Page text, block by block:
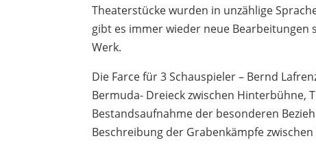
Theaterstücke wurden in unzählige
gibt es immer wieder neue
Werk.
Die Farce für 3 Schauspieler – Bernd
Bermuda- Dreieck zwischen Hinterbühne,
Bestandsaufnahme der besonderen
Beschreibung der Grabenkämpfe